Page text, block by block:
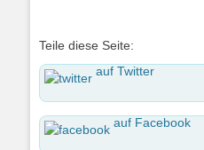
Teile diese Seite:
auf Twitter
auf Facebook